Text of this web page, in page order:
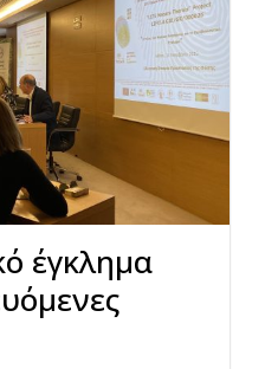
έγκλημα